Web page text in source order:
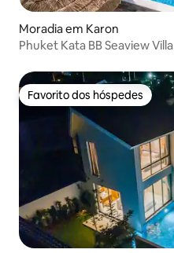
Moradia em Karon
Phuket Kata BB Seaview Villa
Favorito dos hóspedes
Favorito dos hóspedes